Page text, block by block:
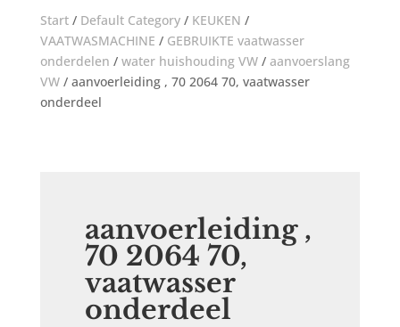
Start/ Default Category/ KEUKEN /
VAATWASMACHINE / GEBRUIKTE vaatwasser
onderdelen / water huishouding VW/ aanvoerslang
VW/ aanvoerleiding , 70 2064 70, vaatwasser
onderdeel
aanvoerleiding ,
70 2064 70,
vaatwasser
onderdeel